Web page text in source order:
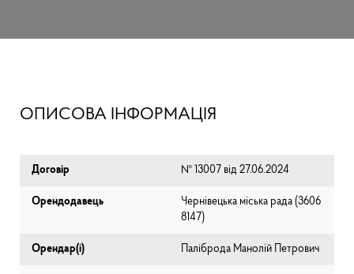
ОПИСОВА ІНФОРМАЦІЯ
Договір № 13007 від 27.06.2024
Орендодавець
Чернівецька міська рада (⁨3606
8147⁩)
Орендар(і) Паліброда Манолій Петрович